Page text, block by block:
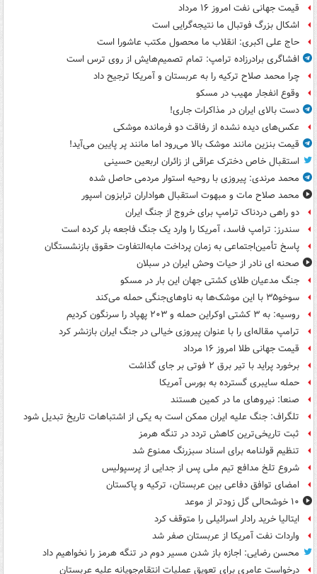
قیمت جهانی نفت امروز ۱۶ مرداد
اشکال بزرگ فوتبال ما نتیجه‌گرایی است
حاج علی اکبری: انقلاب ما محصول مکتب عاشورا است
افشاگری برادرزاده ترامپ: تمام تصمیم‌هایش از روی ترس است
چرا محمد صلاح ترکیه را به عربستان و آمریکا ترجیح داد
وقوع انفجار مهیب در مسکو
دست بالای ایران در مذاکرات جاری!
عکس‌های دیده نشده از رفاقت دو فرمانده‌ موشکی
قیمت بنزین مانند موشک بالا می‌رود اما مانند پر پایین می‌آید!
استقبال خاص دخترک عراقی از زائران اربعین حسینی
محمد مرندی: پیروزی با روحیه استوار مردمی حاصل شده
محمد صلاح مات و مبهوت استقبال هواداران ترابزون اسپور
دو راهی دردناک ترامپ برای خروج از جنگ ایران
سندرز: ترامپ فاسد، آمریکا را وارد یک جنگ فاجعه بار کرده است
پاسخ تأمین‌اجتماعی به زمان پرداخت مابه‌التفاوت حقوق بازنشستگان
صحنه ای نادر از حیات وحش ایران در سبلان
جنگ مدعیان طلای کشتی جهان این بار در مسکو
سوخو۳۵ با این موشک‌ها به ناوهای‌جنگی حمله می‌کند
روسیه: به ۳ کشتی اوکراین حمله و ۲۰۳ پهپاد را سرنگون کردیم
ترامپ مقاله‌ای را با عنوان پیروزی خیالی در جنگ ایران بازنشر کرد
قیمت جهانی طلا امروز ۱۶ مرداد
برخورد پراید با تیر برق ۲ فوتی بر جای گذاشت
حمله سایبری گسترده به بورس آمریکا
صنعا: نیروهای ما در کمین‌ هستند
تلگراف: جنگ علیه ایران ممکن است به یکی از اشتباهات تاریخ تبدیل شود
ثبت تاریخی‌ترین کاهش تردد در تنگه هرمز
تنظیم قولنامه برای اسناد سبزرنگ ممنوع شد
شروع تلخ مدافع تیم ملی پس از جدایی از پرسپولیس
امضای توافق دفاعی بین عربستان، ترکیه و پاکستان
۱۰ خوشحالی گل زودتر از موعد
ایتالیا خرید رادار اسرائیلی را متوقف کرد
واردات نفت آمریکا از عربستان صفر شد
محسن رضایی: اجازه باز شدن مسیر دوم در تنگه هرمز را نخواهیم داد
درخواست عامری برای تعویق عملیات انتقام‌جویانه علیه عربستان